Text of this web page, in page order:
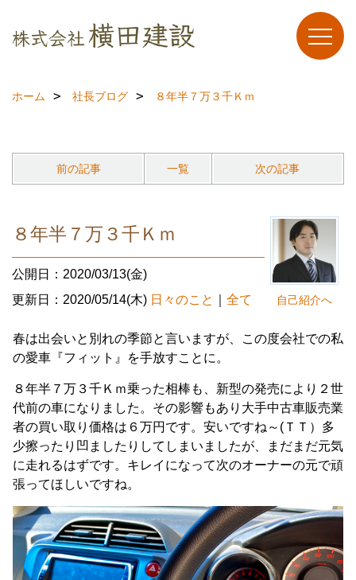
ホーム 社長ブログ ８年半７万３千Ｋｍ
前の記事 一覧 次の記事
自己紹介へ
８年半７万３千Ｋｍ
公開日：2020/03/13(金)
更新日：2020/05/14(木) 日々のこと 全て
春は出会いと別れの季節と言いますが、この度会社での私
の愛車『フィット』を手放すことに。
８年半７万３千Ｋｍ乗った相棒も、新型の発売により２世
代前の車になりました。その影響もあり大手中古車販売業
者の買い取り価格は６万円です。安いですね～(ＴＴ）多
少擦ったり凹ましたりしてしまいましたが、まだまだ元気
に走れるはずです。キレイになって次のオーナーの元で頑
張ってほしいですね。